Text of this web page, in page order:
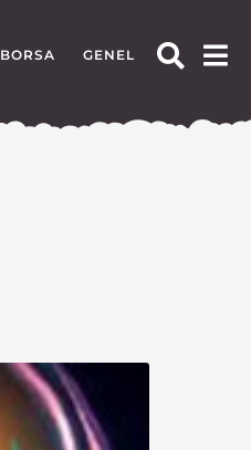
BORSA GENEL